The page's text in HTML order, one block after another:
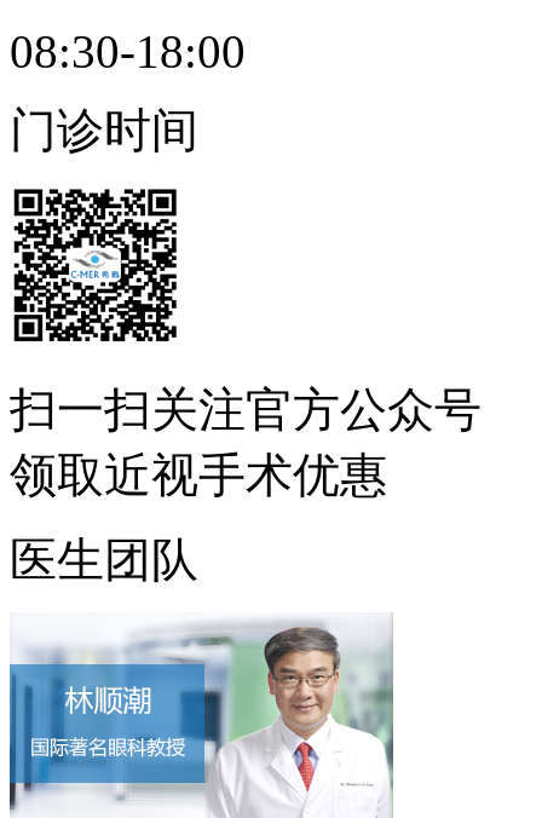
08:30-18:00
门诊时间
扫一扫关注官方公众号
领取近视手术优惠
医生团队